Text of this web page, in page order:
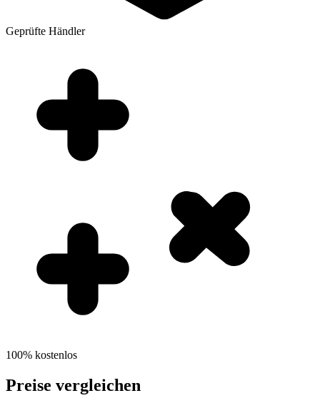
Geprüfte Händler
100% kostenlos
Preise vergleichen